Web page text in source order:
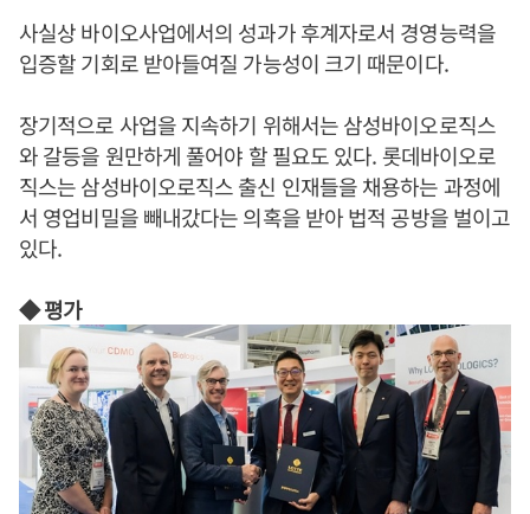
사실상 바이오사업에서의 성과가 후계자로서 경영능력을
입증할 기회로 받아들여질 가능성이 크기 때문이다.
장기적으로 사업을 지속하기 위해서는 삼성바이오로직스
와 갈등을 원만하게 풀어야 할 필요도 있다. 롯데바이오로
직스는 삼성바이오로직스 출신 인재들을 채용하는 과정에
서 영업비밀을 빼내갔다는 의혹을 받아 법적 공방을 벌이고
있다.
◆ 평가